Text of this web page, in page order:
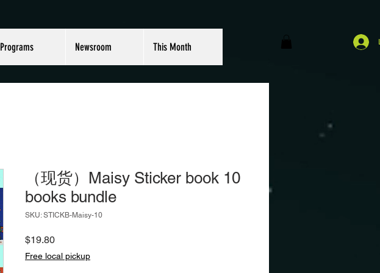
Programs Newsroom This Month
（现货）Maisy Sticker book 10
books bundle
SKU: STICKB-Maisy-10
$19.80Price
Free local pickup